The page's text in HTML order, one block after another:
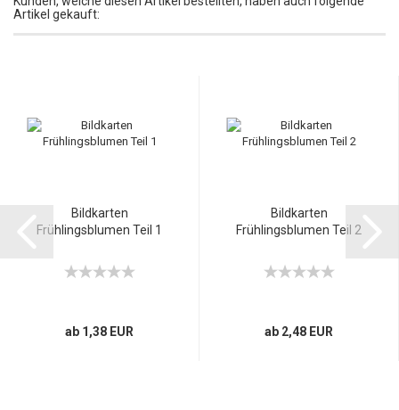
Artikel gekauft:
Bildkarten
Frühlingsblumen Teil 1
ab 1,38 EUR
Bildkarten
Frühlingsblumen Teil 2
ab 2,48 EUR